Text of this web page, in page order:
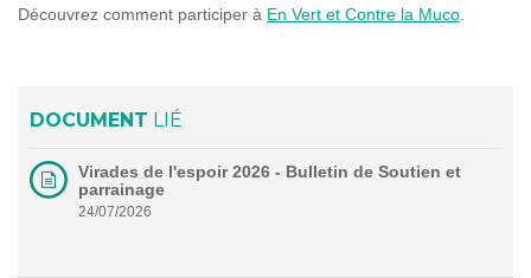
Découvrez comment participer à En Vert et Contre la Muco.
DOCUMENT LIÉ
Virades de l'espoir 2026 - Bulletin de Soutien et
parrainage
24/07/2026